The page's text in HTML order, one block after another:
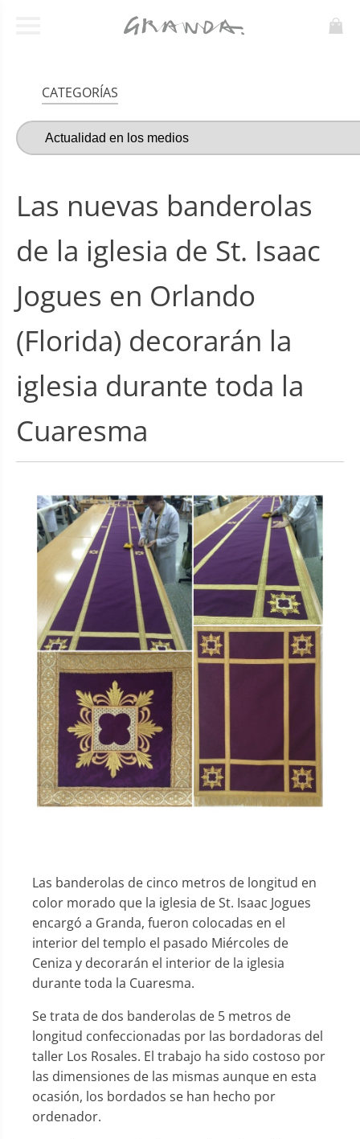
CATEGORÍAS
Las nuevas banderolas
de la iglesia de St. Isaac
Jogues en Orlando
(Florida) decorarán la
iglesia durante toda la
Cuaresma
Las banderolas de cinco metros de longitud en
color morado que la iglesia de St. Isaac Jogues
encargó a Granda, fueron colocadas en el
interior del templo el pasado Miércoles de
Ceniza y decorarán el interior de la iglesia
durante toda la Cuaresma.
Se trata de dos banderolas de 5 metros de
longitud confeccionadas por las bordadoras del
taller Los Rosales. El trabajo ha sido costoso por
las dimensiones de las mismas aunque en esta
ocasión, los bordados se han hecho por
ordenador.